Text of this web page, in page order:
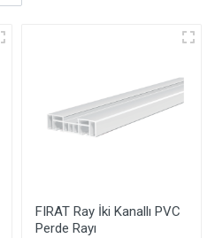
FIRAT Ray İki Kanallı PVC
Perde Rayı